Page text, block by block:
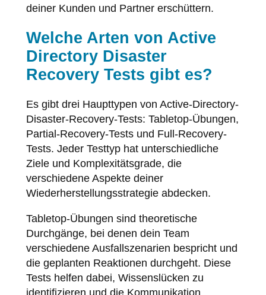
deiner Kunden und Partner erschüttern.
Welche Arten von Active
Directory Disaster
Recovery Tests gibt es?
Es gibt drei Haupttypen von Active-Directory-
Disaster-Recovery-Tests: Tabletop-Übungen,
Partial-Recovery-Tests und Full-Recovery-
Tests. Jeder Testtyp hat unterschiedliche
Ziele und Komplexitätsgrade, die
verschiedene Aspekte deiner
Wiederherstellungsstrategie abdecken.
Tabletop-Übungen sind theoretische
Durchgänge, bei denen dein Team
verschiedene Ausfallszenarien bespricht und
die geplanten Reaktionen durchgeht. Diese
Tests helfen dabei, Wissenslücken zu
identifizieren und die Kommunikation